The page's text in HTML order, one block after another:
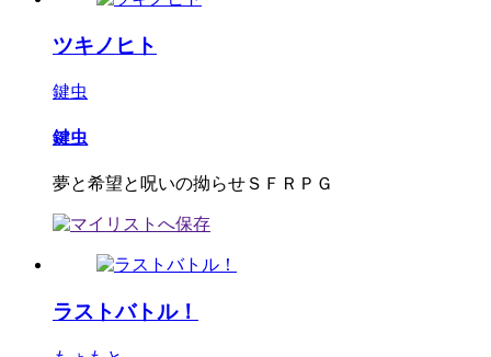
ツキノヒト
鍵虫
鍵虫
夢と希望と呪いの拗らせＳＦＲＰＧ
ラストバトル！